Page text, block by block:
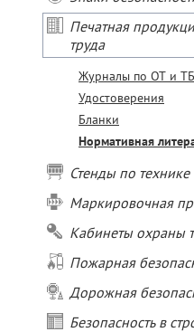
Печатная
труда
Журналы по ОТ и
Удостоверения
Бланки
Нормативная
Стенды по технике
Маркировочная
Кабинеты охраны
Пожарная
Дорожная
Безопасность в